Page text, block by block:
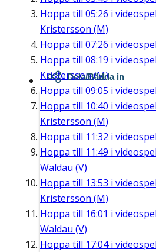
Hoppa till 05:26 i
Kristersson (M)
Hoppa till 07:26 i
Hoppa till 08:19 i
Kristersson (M)
Hoppa till 09:05 i
Hoppa till 10:40 i
Kristersson (M)
Hoppa till 11:32 i
Hoppa till 11:49 i
Waldau (V)
Hoppa till 13:53 i
Kristersson (M)
Hoppa till 16:01 i
Waldau (V)
Hoppa till 17:04i
Dela/Bädda in